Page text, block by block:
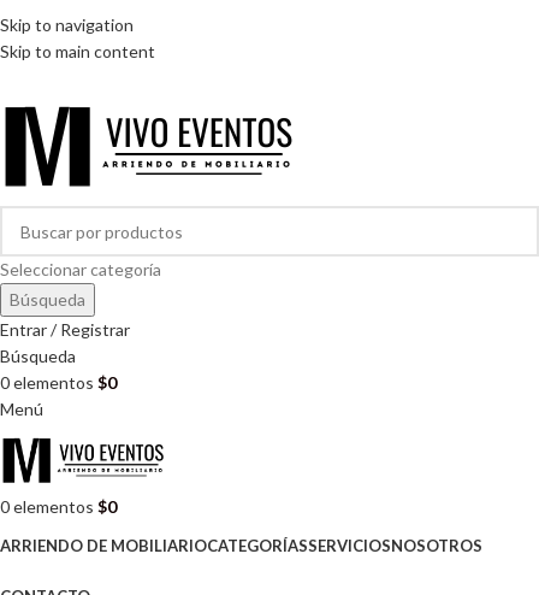
Skip to navigation
Skip to main content
HORARIOS DE ATENCIÓN: 8:00 - 17:00 HORAS
ARRIENDO DE MOBILIARIO PARA EVENTOS
Seleccionar categoría
Búsqueda
Entrar / Registrar
Búsqueda
0elementos $0
Menú
0elementos $0
ARRIENDO DE MOBILIARIOCATEGORÍASSERVICIOSNOSOTROS